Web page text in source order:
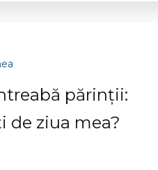
părinţii:
de ziua mea?